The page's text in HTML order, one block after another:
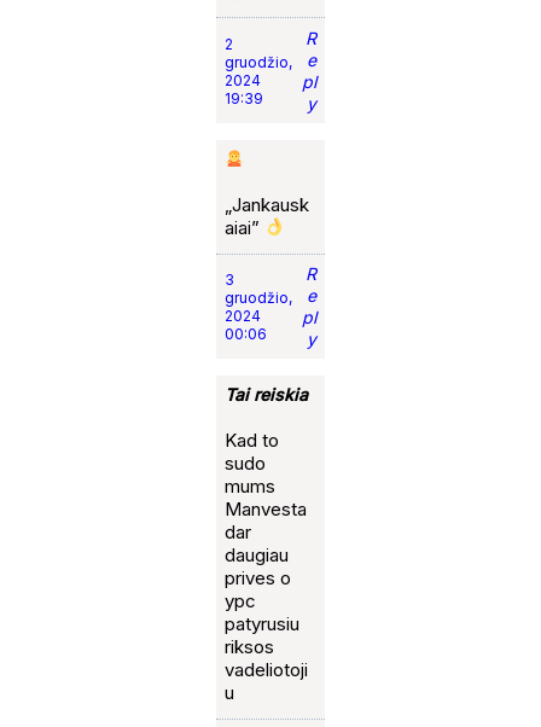
2
gruodžio,
2024
19:39
R
e
pl
y
„Jankausk
aiai”
3
gruodžio,
2024
00:06
R
e
pl
y
Tai reiskia
Kad to
sudo
mums
Manvesta
dar
daugiau
prives o
ypc
patyrusiu
riksos
vadeliotoji
u